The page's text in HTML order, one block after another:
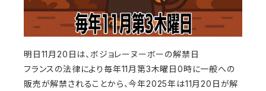
明日11月20日は、ボジョレーヌーボーの解禁日
フランスの法律により毎年11月第3木曜日0時に一般への
販売が解禁されることから、今年2025年は11月20日が解